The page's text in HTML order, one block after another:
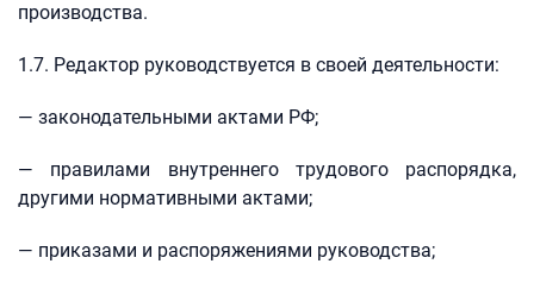
производства.
1.7. Редактор руководствуется в своей деятельности:
— законодательными актами РФ;
— правилами внутреннего трудового распорядка,
другими нормативными актами;
— приказами и распоряжениями руководства;